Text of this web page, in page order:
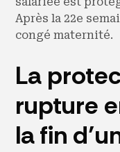
Après la 22e
congé maternité.
La
rupture
la fin